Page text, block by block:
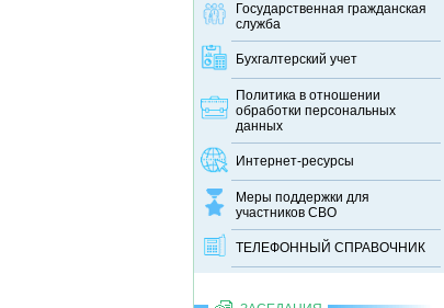
Государственная гражданская
служба
Бухгалтерский учет
Политика в отношении
обработки персональных
данных
Интернет-ресурсы
Меры поддержки для
участников СВО
ТЕЛЕФОННЫЙ CПРАВОЧНИК